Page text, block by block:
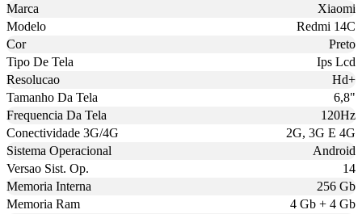
Marca
Xiaomi
Modelo
Redmi 14C
Cor
Preto
Tipo De Tela
Ips Lcd
Resolucao
Hd+
Tamanho Da Tela
6,8"
Frequencia Da Tela
120Hz
Conectividade 3G/4G
2G, 3G E 4G
Sistema Operacional
Android
Versao Sist. Op.
14
Memoria Interna
256 Gb
Memoria Ram
4 Gb + 4 Gb